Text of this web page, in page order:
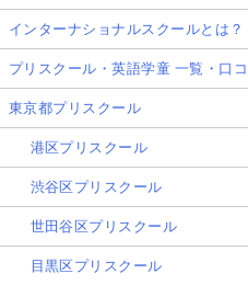
このアクティビティは、
験が豊富な2人のアーティ
れています。
子どもたちとのコミュニ
ーダーが中心となり運営さ
インターナショナルスクールとは？
プリスクール・英語学童 一覧・口コ
東京都プリスクール
港区プリスクール
渋谷区プリスクール
世田谷区プリスクール
目黒区プリスクール